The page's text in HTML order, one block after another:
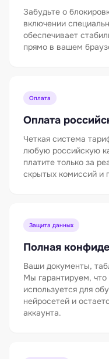
Забудьте о
включении
обеспечивает
прямо в вашем
Оплата
Оплата
Четкая система
любую российскую
платите только за
скрытых комиссий и
Защита данных
Полная
Ваши документы,
Мы гарантируем,
используется для
нейросетей и
аккаунта.